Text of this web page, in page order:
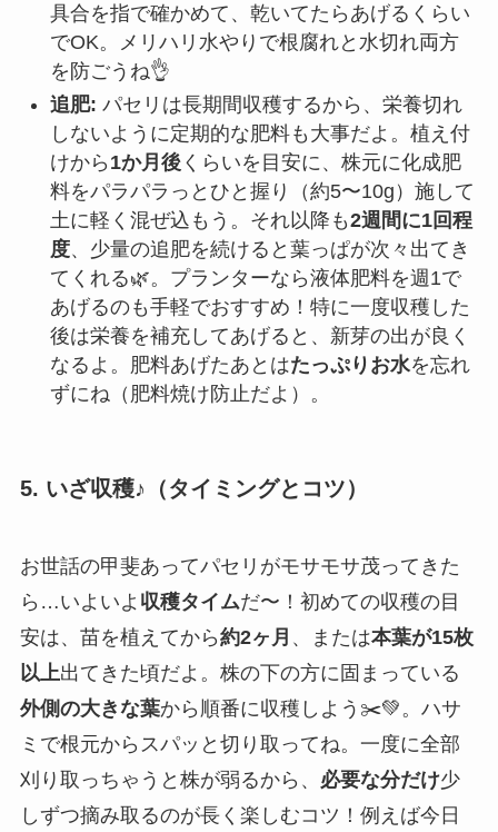
具合を指で確かめて、乾いてたらあげるくらい
でOK。メリハリ水やりで根腐れと水切れ両方
を防ごうね👌
追肥: パセリは長期間収穫するから、栄養切れ
しないように定期的な肥料も大事だよ。植え付
けから 1か月後くらいを目安に、株元に化成肥
料をパラパラっとひと握り（約5〜10g）施して
土に軽く混ぜ込もう。それ以降も2週間に1回程
度、少量の追肥を続けると葉っぱが次々出てき
てくれる🌿。プランターなら液体肥料を週1で
あげるのも手軽でおすすめ！特に一度収穫した
後は栄養を補充してあげると、新芽の出が良く
なるよ。肥料あげたあとはたっぷりお水を忘れ
ずにね（肥料焼け防止だよ）。
5. いざ収穫♪（タイミングとコツ）
お世話の甲斐あってパセリがモサモサ茂ってきた
ら…いよいよ 収穫タイムだ〜！初めての収穫の目
安は、苗を植えてから約2ヶ月 、または本葉が15枚
以上出てきた頃だよ。株の下の方に固まっている
外側の大きな葉から順番に収穫しよう✂️💚。ハサ
ミで根元からスパッと切り取ってね。一度に全部
刈り取っちゃうと株が弱るから、 必要な分だけ少
しずつ摘み取るのが長く楽しむコツ！例えば今日